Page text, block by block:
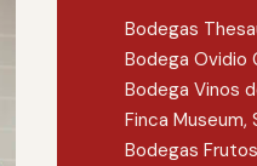
Bodegas
Bodega Ovidio
Bodega Vinos
Finca Museum,
Bodegas Frutos